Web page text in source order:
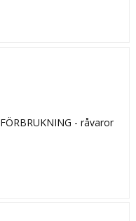
FÖRBRUKNING - råvaror